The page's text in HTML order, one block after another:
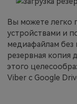
Вы можете легко
устройствами и
медиафайлам без
резервная копия
этого
Viber с Google